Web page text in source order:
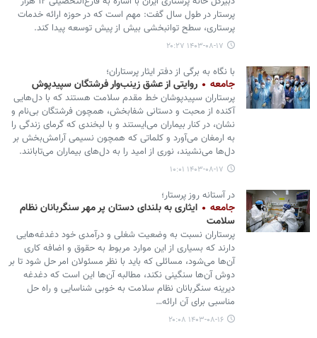
پرستار در طول سال گفت: مهم است که در حوزه ارائه خدمات
پرستاری، سطح توانبخشی بیش از پیش توسعه پیدا کند.
۱۴۰۳-۰۸-۱۷ ۲۰:۲۷
با نگاه به برگی از دفتر ایثار پرستاران؛
جامعه روایتی از عشق زینب‌وار فرشتگان سپیدپوش
پرستاران سپیدپوشان خط مقدم سلامت هستند که با دل‌هایی
آکنده از محبت و دستانی شفابخش، همچون فرشتگان بی‌نام و
نشان، در کنار بیماران می‌ایستند و با لبخندی که گرمای زندگی را
به ارمغان می‌آورد و کلماتی که همچون نسیمی آرامش‌بخش بر
دل‌ها می‌نشیند، نوری از امید را به دل‌های بیماران می‌تابانند.
۱۴۰۳-۰۸-۱۷ ۱۰:۰۱
در آستانه روز پرستار؛
جامعه
ایثاری به بلندای دستان پر مهر سنگربانان نظام
سلامت
پرستاران نسبت به وضعیت شغلی و درآمدی خود دغدغه‌هایی
دارند که بسیاری از این موارد مربوط به حقوق و اضافه کاری
آن‌ها می‌شود، مسائلی که باید با نظر مسئولان امر حل شود تا بر
دوش آن‌ها سنگینی نکند، مطالبه آن‌ها این است که دغدغه
دیرینه سنگربانان نظام سلامت به خوبی شناسایی و راه حل
مناسبی برای آن ارائه…
۱۴۰۳-۰۸-۱۶ ۲۰:۰۸